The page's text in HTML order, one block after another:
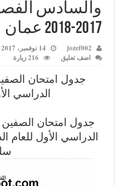
الفصل
14 نوفمبر، 2017
216 زيارة
امتحان الصفين
الدراسي الأول 2017-2018 عمان
امتحان الصفين
سلطنة